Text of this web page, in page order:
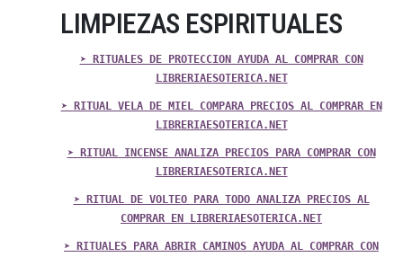
LIMPIEZAS ESPIRITUALES
➤ RITUALES DE PROTECCION AYUDA AL COMPRAR CON
LIBRERIAESOTERICA.NET
➤ RITUAL VELA DE MIEL COMPARA PRECIOS AL COMPRAR EN
LIBRERIAESOTERICA.NET
➤ RITUAL INCENSE ANALIZA PRECIOS PARA COMPRAR CON
LIBRERIAESOTERICA.NET
➤ RITUAL DE VOLTEO PARA TODO ANALIZA PRECIOS AL
COMPRAR EN LIBRERIAESOTERICA.NET
➤ RITUALES PARA ABRIR CAMINOS AYUDA AL COMPRAR CON